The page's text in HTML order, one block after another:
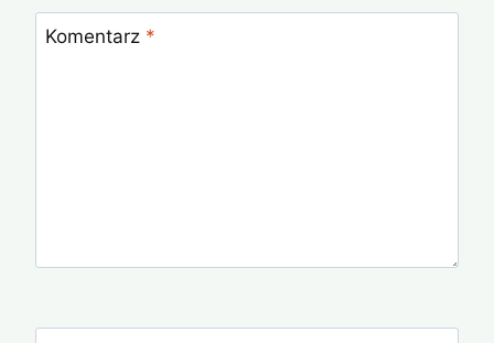
Komentarz *